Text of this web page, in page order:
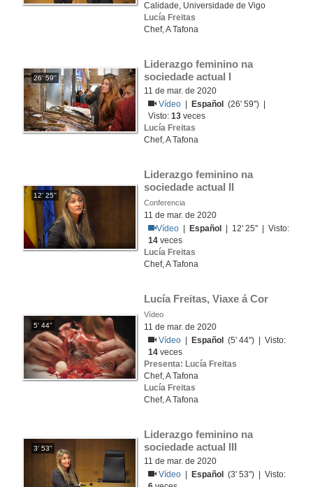
Calidade, Universidade de Vigo
Lucía Freitas
Chef, A Tafona
26' 59''
Liderazgo feminino na
sociedade actual I
11 de mar. de 2020
Vídeo
Español
(26' 59'') |
Visto:13 veces
Lucía Freitas
Chef, A Tafona
12' 25''
Liderazgo feminino na
sociedade actual II
Conferencia
11 de mar. de 2020
Vídeo
Español
| 12' 25'' | Visto:
14 veces
Lucía Freitas
Chef, A Tafona
5' 44''
Lucía Freitas, Viaxe á Cor
Vídeo
11 de mar. de 2020
Vídeo
Español
(5' 44'') | Visto:
14 veces
Presenta: Lucía Freitas
Chef, A Tafona
Lucía Freitas
Chef, A Tafona
3' 53''
Liderazgo feminino na
sociedade actual III
11 de mar. de 2020
Vídeo
Español
(3' 53'') | Visto: